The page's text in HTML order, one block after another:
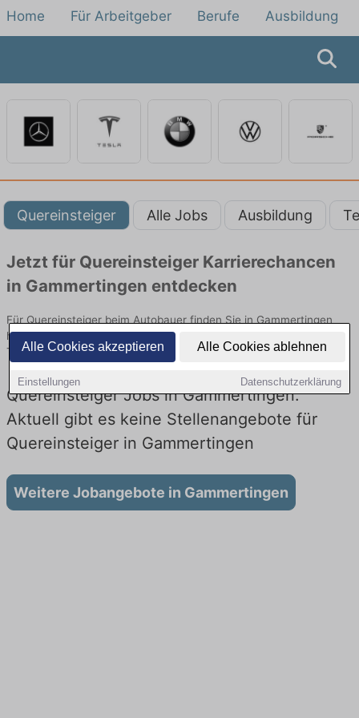
Alle Cookies akzeptieren Alle Cookies ablehnen
Einstellungen Datenschutzerklärung
Home Für Arbeitgeber Berufe Ausbildung
Quereinsteiger Alle Jobs Ausbildung
Jetzt für Quereinsteiger Karrierechancen
in Gammertingen entdecken
Für Quereinsteiger beim Autobauer finden Sie in Gammertingen
hier die aktuellsten Angebote. Entdecken Sie freie Optionen von
Top-Arbeitgebern und bewerben Sie sich noch heute.
Quereinsteiger Jobs in Gammertingen:
Aktuell gibt es keine Stellenangebote für
Quereinsteiger in Gammertingen
Weitere Jobangebote in Gammertingen